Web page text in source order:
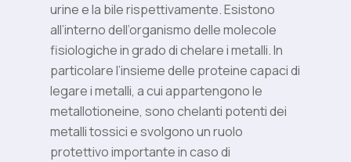
urine e la bile rispettivamente. Esistono
all’interno dell’organismo delle molecole
fisiologiche in grado di chelare i metalli. In
particolare l’insieme delle proteine capaci di
legare i metalli, a cui appartengono le
metallotioneine, sono chelanti potenti dei
metalli tossici e svolgono un ruolo
protettivo importante in caso di